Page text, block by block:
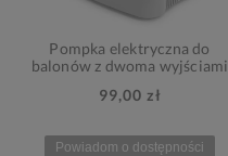
Pompka elektryczna do
balonów z dwoma wyjściami
99,00 zł
Powiadom o dostępności